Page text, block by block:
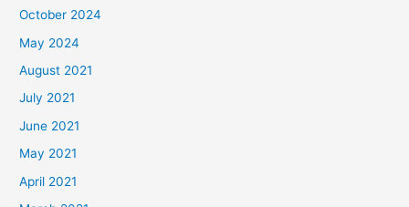
October 2024
May 2024
August 2021
July 2021
June 2021
May 2021
April 2021